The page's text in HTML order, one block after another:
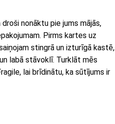
nonāktu pie jums mājās,
Pirms kartes uz
stingrā un izturīgā kastē,
labā stāvoklī. Turklāt mēs
lai brīdinātu, ka sūtījums ir